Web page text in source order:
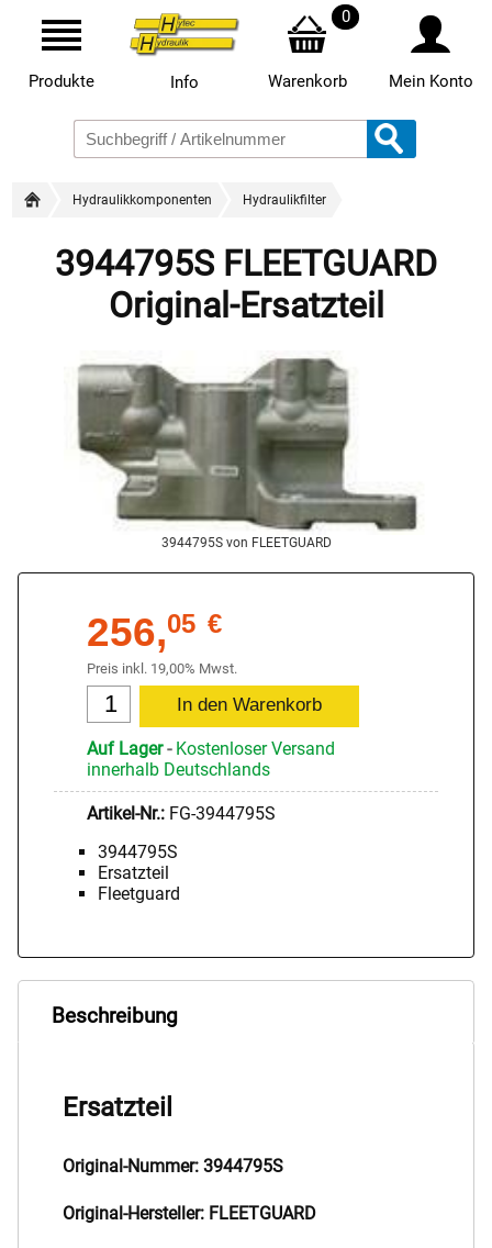
Produkte Info
0
Warenkorb Mein Konto
Hydraulikkomponenten Hydraulikfilter
3944795S FLEETGUARD
Original-Ersatzteil
3944795S von FLEETGUARD
256,05 €
Preis inkl. 19,00% Mwst.
Auf Lager- Kostenloser Versand
innerhalb Deutschlands
Artikel-Nr.: FG-3944795S
3944795S
Ersatzteil
Fleetguard
Beschreibung
Ersatzteil
Original-Nummer: 3944795S
Original-Hersteller: FLEETGUARD